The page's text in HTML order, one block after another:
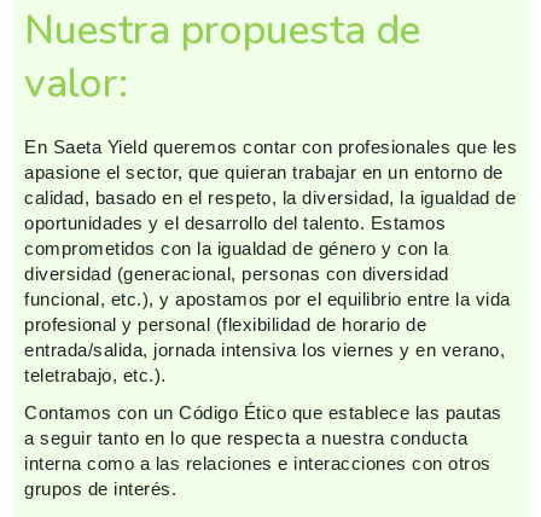
Nuestra propuesta de
valor:
En Saeta Yield queremos contar con profesionales que les
apasione el sector, que quieran trabajar en un entorno de
calidad, basado en el respeto, la diversidad, la igualdad de
oportunidades y el desarrollo del talento. Estamos
comprometidos con la igualdad de género y con la
diversidad (generacional, personas con diversidad
funcional, etc.), y apostamos por el equilibrio entre la vida
profesional y personal (flexibilidad de horario de
entrada/salida, jornada intensiva los viernes y en verano,
teletrabajo, etc.).
Contamos con un Código Ético que establece las pautas
a seguir tanto en lo que respecta a nuestra conducta
interna como a las relaciones e interacciones con otros
grupos de interés.